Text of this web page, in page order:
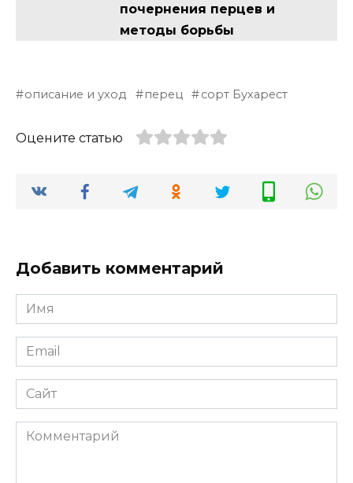
почернения перцев и
методы борьбы
описание и уход перец сорт Бухарест
Оцените статью
Добавить комментарий
Имя
*
Email
*
Сайт
Комментарий